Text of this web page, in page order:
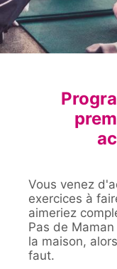
Vous venez
exercices à
aimeriez
Pas de
la maison,
faut.